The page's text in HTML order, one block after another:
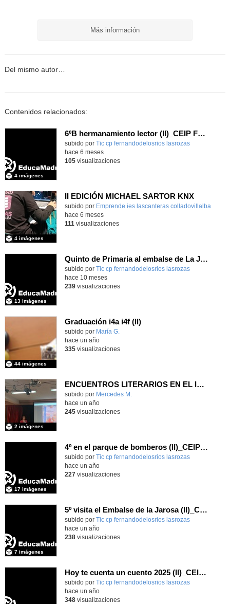
Más información
Del mismo autor…
Contenidos relacionados:
6ºB hermanamiento lector (II)_CEIP FDLR_Las Rozas
Contenido educativo.
subido por Tic cp fernandodelosrios lasrozas
4 imágenes
-
hace 6 meses
105visualizaciones
II EDICIÓN MICHAEL SARTOR KNX
Contenido educativo.
subido por Emprende ies lascanteras colladovillalba
4 imágenes
hace 6 meses
111 visualizaciones
Quinto de Primaria al embalse de La Jarosa_(II)_CEIP FDLR_Las Rozas
Contenido educativo.
subido por Tic cp fernandodelosrios lasrozas
13 imágenes
-
hace 10 meses
239visualizaciones
Graduación i4a i4f (II)
Contenido educativo.
subido por María G.
44 imágenes
hace un año
335visualizaciones
ENCUENTROS LITERARIOS EN EL IES ANTONIO DOMÍNGUEZ ORTIZ
subido por Mercedes M.
2 imágenes
hace un año
245visualizaciones
4º en el parque de bomberos (II)_CEIP FDLR_Las Rozas
Contenido educativo.
subido por Tic cp fernandodelosrios lasrozas
17 imágenes
-
hace un año
227visualizaciones
5º visita el Embalse de la Jarosa (II)_CEIP FDLR_Las Rozas
Contenido educativo.
subido por Tic cp fernandodelosrios lasrozas
7 imágenes
-
hace un año
238visualizaciones
Hoy te cuenta un cuento 2025 (II)_CEIP FDLR_Las Rozas
Contenido educativo.
subido por Tic cp fernandodelosrios lasrozas-
hace un año
348visualizaciones